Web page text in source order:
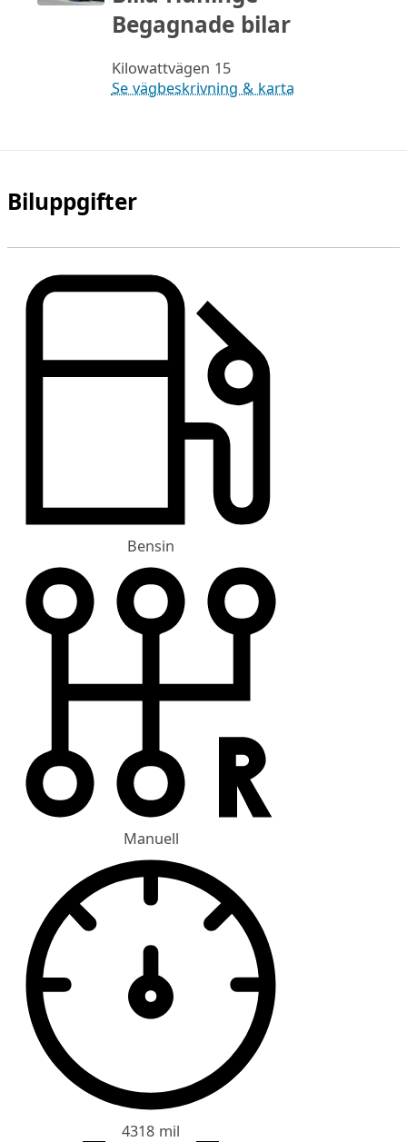
Begagnade bilar
Kilowattvägen 15
Se vägbeskrivning & karta
Biluppgifter
Bensin
Manuell
4318 mil